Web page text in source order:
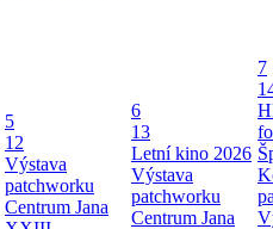
5
12
Výstava
patchworku
Centrum Jana
6
13
Letní kino 2026
Výstava
patchworku
Centrum Jana
7